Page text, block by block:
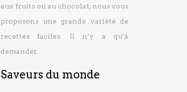
aux fruits ou au chocolat, nous vous
proposons une grande variété de
recettes faciles. Il n’y a qu’à
demander.
Saveurs du monde